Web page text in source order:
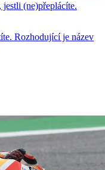
jestli (ne)přeplácíte.
Rozhodující je název